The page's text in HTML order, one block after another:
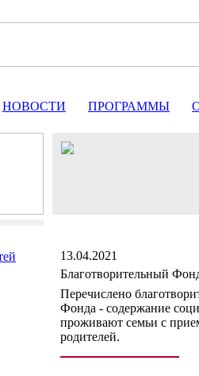
НОВОСТИ ПРОГРАММЫ
13.04.2021
Благотворительный
Перечислено
Фонда - содержание
проживают семьи с
родителей.